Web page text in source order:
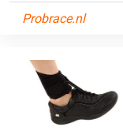
Probrace.nl